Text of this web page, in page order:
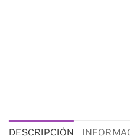
DESCRIPCIÓN